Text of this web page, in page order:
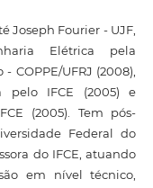
Joseph Fourier - UJF,
Elétrica pela
COPPE/UFRJ (2008),
pelo IFCE (2005) e
(2005). Tem pós-
Federal do
do IFCE, atuando
em nível técnico,